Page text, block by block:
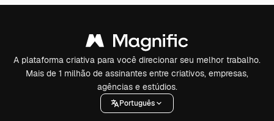
A plataforma criativa para você direcionar seu melhor trabalho.
Mais de 1 milhão de assinantes entre criativos, empresas,
agências e estúdios.
Português